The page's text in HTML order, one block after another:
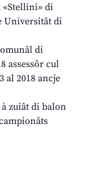
«Stellini» di
Universitât di
di
assessôr cul
al 2018 ancje
zuiât di balon